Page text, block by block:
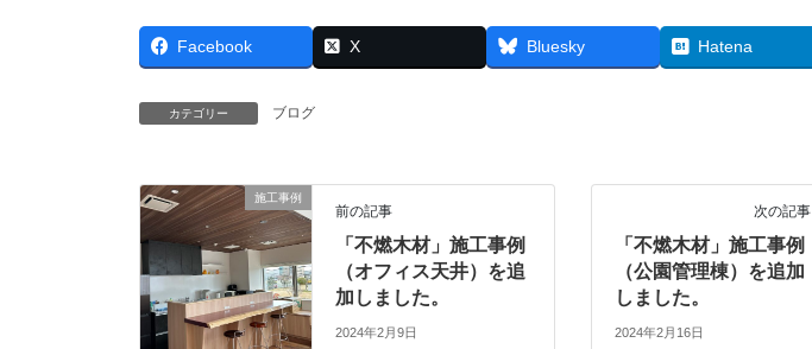
Facebook X Bluesky Hatena
カテゴリー ブログ
施工事例
前の記事
「不燃木材」施工事例
（オフィス天井）を追
加しました。
2024年2月9日
次の記事
「不燃木材」施工事例
（公園管理棟）を追加
しました。
2024年2月16日